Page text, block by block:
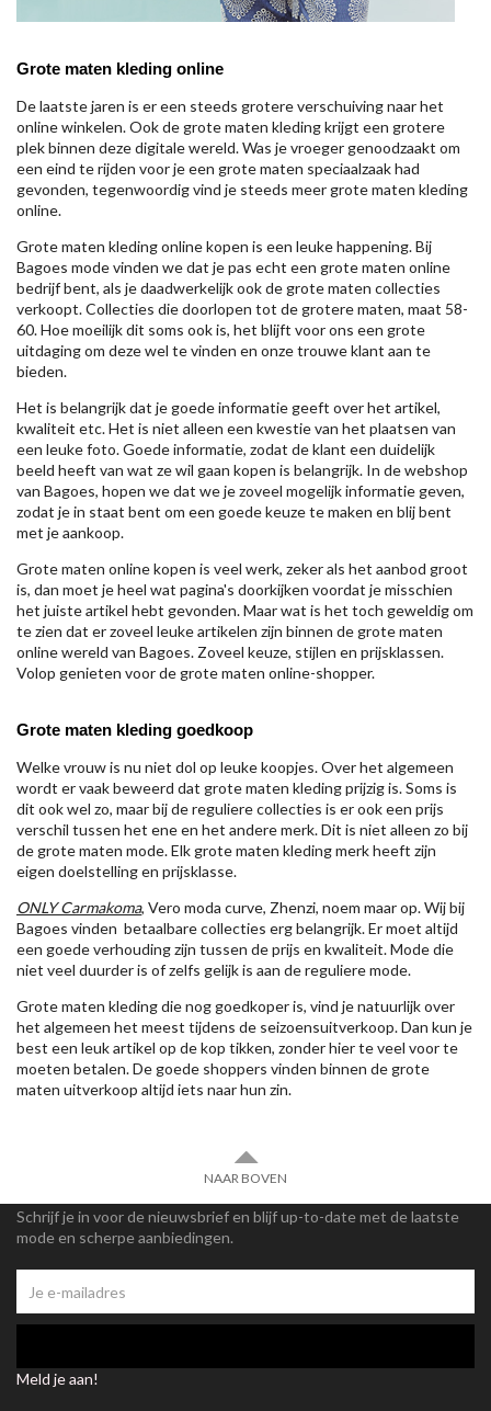
Grote maten kleding online
De laatste jaren is er een steeds grotere verschuiving naar het
online winkelen. Ook de grote maten kleding krijgt een grotere
plek binnen deze digitale wereld. Was je vroeger genoodzaakt om
een eind te rijden voor je een grote maten speciaalzaak had
gevonden, tegenwoordig vind je steeds meer grote maten kleding
online.
Grote maten kleding online kopen is een leuke happening. Bij
Bagoes mode vinden we dat je pas echt een grote maten online
bedrijf bent, als je daadwerkelijk ook de grote maten collecties
verkoopt. Collecties die doorlopen tot de grotere maten, maat 58-
60. Hoe moeilijk dit soms ook is, het blijft voor ons een grote
uitdaging om deze wel te vinden en onze trouwe klant aan te
bieden.
Het is belangrijk dat je goede informatie geeft over het artikel,
kwaliteit etc. Het is niet alleen een kwestie van het plaatsen van
een leuke foto. Goede informatie, zodat de klant een duidelijk
beeld heeft van wat ze wil gaan kopen is belangrijk. In de webshop
van Bagoes, hopen we dat we je zoveel mogelijk informatie geven,
zodat je in staat bent om een goede keuze te maken en blij bent
met je aankoop.
Grote maten online kopen is veel werk, zeker als het aanbod groot
is, dan moet je heel wat pagina's doorkijken voordat je misschien
het juiste artikel hebt gevonden. Maar wat is het toch geweldig om
te zien dat er zoveel leuke artikelen zijn binnen de grote maten
online wereld van Bagoes. Zoveel keuze, stijlen en prijsklassen.
Volop genieten voor de grote maten online-shopper.
Grote maten kleding goedkoop
Welke vrouw is nu niet dol op leuke koopjes. Over het algemeen
wordt er vaak beweerd dat grote maten kleding prijzig is. Soms is
dit ook wel zo, maar bij de reguliere collecties is er ook een prijs
verschil tussen het ene en het andere merk. Dit is niet alleen zo bij
de grote maten mode. Elk grote maten kleding merk heeft zijn
eigen doelstelling en prijsklasse.
ONLY Carmakoma, Vero moda curve, Zhenzi, noem maar op. Wij bij
Bagoes vinden betaalbare collecties erg belangrijk. Er moet altijd
een goede verhouding zijn tussen de prijs en kwaliteit. Mode die
niet veel duurder is of zelfs gelijk is aan de reguliere mode.
Grote maten kleding die nog goedkoper is, vind je natuurlijk over
het algemeen het meest tijdens de seizoensuitverkoop. Dan kun je
best een leuk artikel op de kop tikken, zonder hier te veel voor te
moeten betalen. De goede shoppers vinden binnen de grote
maten uitverkoop altijd iets naar hun zin.
NAAR BOVEN
Schrijf je in voor de nieuwsbrief en blijf up-to-date met de laatste
mode en scherpe aanbiedingen.
Meld je aan!